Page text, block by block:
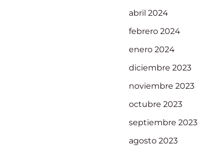
abril 2024
febrero 2024
enero 2024
diciembre 2023
noviembre 2023
octubre 2023
septiembre 2023
agosto 2023